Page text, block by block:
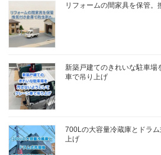
リフォームの間家具を保管。
新築戸建てのきれいな駐車場
車で吊り上げ
700Lの大容量冷蔵庫とドラ
上げ